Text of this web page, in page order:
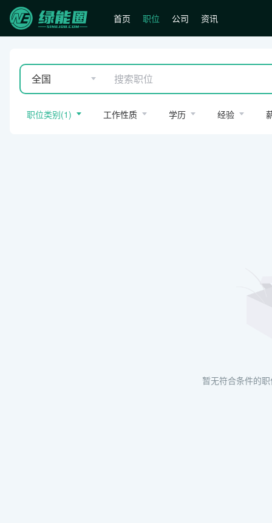
首页 职位 公司 资讯
全国
职位类别(1) 工作性质 学历 经验
暂无符合条件的